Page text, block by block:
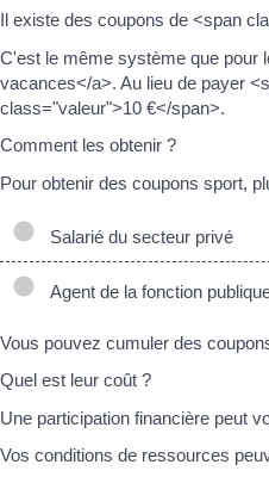
Il existe des coupons de <span
C'est le même système que pour
vacances</a>. Au lieu de payer
class="valeur">10 €</span>.
Comment les obtenir ?
Pour obtenir des coupons sport,
Salarié du secteur privé
Agent de la fonction
Vous pouvez cumuler des
Quel est leur coût ?
Une participation financière peut
Vos conditions de ressources